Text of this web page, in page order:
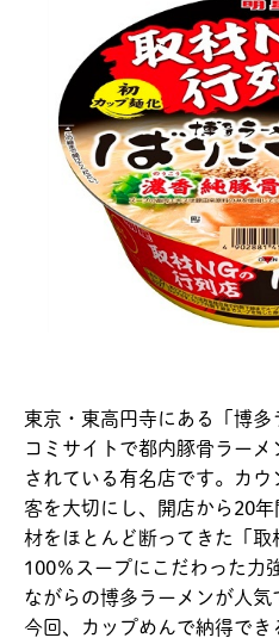
東京・東高円寺にある「博
コミサイトで都内豚骨ラー
されている有名店です。カ
客を大切にし、開店から20
材をほとんど断ってきた「
100％スープにこだわった力
ながらの博多ラーメンが人気
今回、カップめんで納得でき